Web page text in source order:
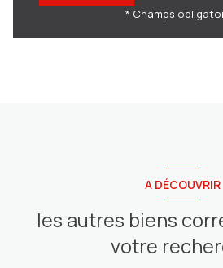
* Champs
A DÉCOUVRIR
les autres biens
votre